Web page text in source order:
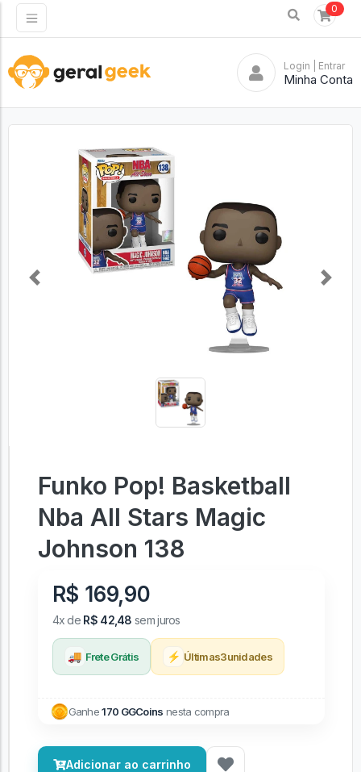
0
Login | Entrar
Minha Conta
Previous Next
Funko Pop! Basketball
Nba All Stars Magic
Johnson 138
R$ 169,90
4x de R$ 42,48 sem juros
🚚 Frete Grátis ⚡ Últimas3unidades
Ganhe170 GGCoins nesta compra
Adicionar ao carrinho